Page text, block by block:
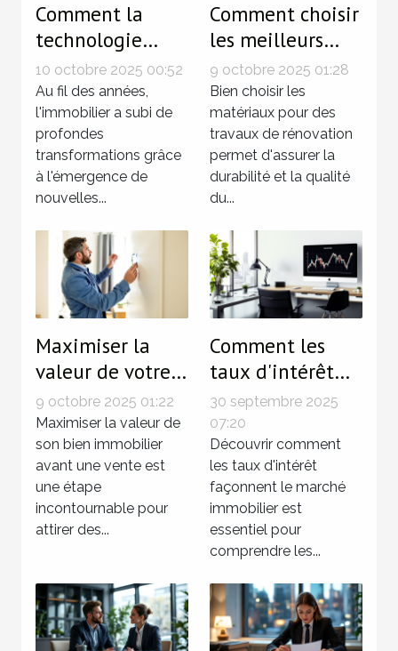
Comment la
technologie
révolutionne-t-
elle
l'investissement
immobilier ?
10 octobre 2025 00:52
Au fil des années,
l'immobilier a subi de
profondes
transformations grâce
à l'émergence de
nouvelles...
Comment choisir
les meilleurs
matériaux pour
vos travaux de
rénovation
9 octobre 2025 01:28
Bien choisir les
matériaux pour des
travaux de rénovation
permet d'assurer la
durabilité et la qualité
du...
Maximiser la
valeur de votre
bien avant la
vente :
techniques
éprouvées
9 octobre 2025 01:22
Maximiser la valeur de
son bien immobilier
avant une vente est
une étape
incontournable pour
attirer des...
Comment les
taux d'intérêt
influencent le
marché
immobilier ?
30 septembre 2025
07:20
Découvrir comment
les taux d'intérêt
façonnent le marché
immobilier est
essentiel pour
comprendre les...